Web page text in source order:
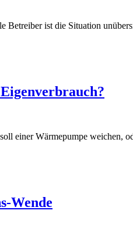
ist die Situation
einer Wärmepumpe weichen,
Wende